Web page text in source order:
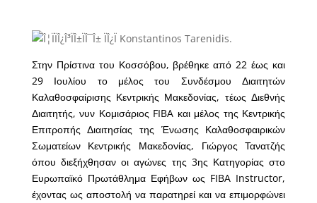
Στην Πρίστινα του Κοσσόβου, βρέθηκε από 22 έως και
29 Ιουλίου το μέλος του Συνδέσμου Διαιτητών
Καλαθοσφαίρισης Κεντρικής Μακεδονίας, τέως Διεθνής
Διαιτητής, νυν Κομισάριος FIBA και μέλος της Κεντρικής
Επιτροπής Διαιτησίας της Ένωσης Καλαθοσφαιρικών
Σωματείων Κεντρικής Μακεδονίας, Γιώργος Τανατζής
όπου διεξήχθησαν οι αγώνες της 3ης Κατηγορίας στο
Ευρωπαϊκό Πρωτάθλημα Εφήβων ως FIBA Instructor,
έχοντας ως αποστολή να παρατηρεί και να επιμορφώνει